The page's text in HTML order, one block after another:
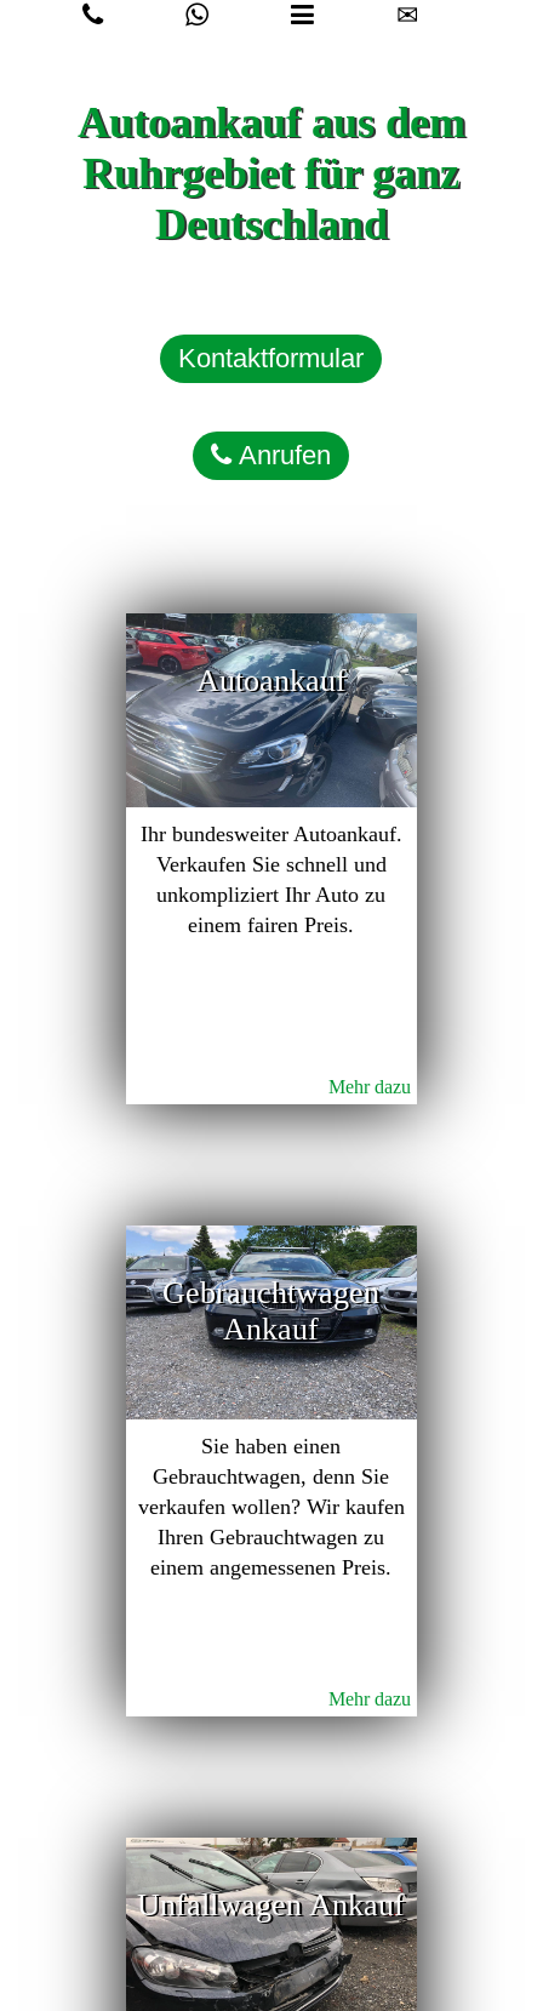
✉
Autoankauf aus dem
Ruhrgebiet für ganz
Deutschland
Kontaktformular
Anrufen
Autoankauf
Ihr bundesweiter Autoankauf.
Verkaufen Sie schnell und
unkompliziert Ihr Auto zu
einem fairen Preis.
Mehr dazu
Gebrauchtwagen
Ankauf
Sie haben einen
Gebrauchtwagen, denn Sie
verkaufen wollen? Wir kaufen
Ihren Gebrauchtwagen zu
einem angemessenen Preis.
Mehr dazu
Unfallwagen Ankauf